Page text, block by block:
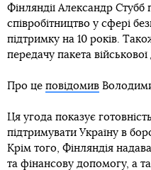
Фінляндії Александр Стубб
співробітництво у сфері
підтримку на 10 років.
передачу пакета
Про це повідомив
Ця угода показує
підтримувати Україну в
Крім того, Фінляндія
та фінансову допомогу, а